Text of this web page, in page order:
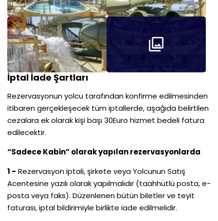
İptal İade Şartları
Rezervasyonun yolcu tarafından konfirme edilmesinden
itibaren gerçekleşecek tüm iptallerde, aşağıda belirtilen
cezalara ek olarak kişi başı 30Euro hizmet bedeli fatura
edilecektir.
“Sadece Kabin” olarak yapılan rezervasyonlarda
1 - Rezervasyon iptali, şirkete veya Yolcunun Satış
Acentesine yazılı olarak yapılmalıdır (taahhütlü posta, e-
posta veya faks). Düzenlenen bütün biletler ve teyit
faturası, iptal bildirimiyle birlikte iade edilmelidir.